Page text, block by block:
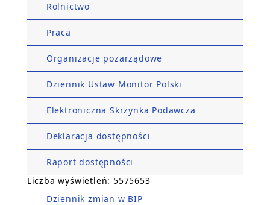
Rolnictwo
Praca
Organizacje pozarządowe
Dziennik Ustaw Monitor Polski
Elektroniczna Skrzynka Podawcza
Deklaracja dostępności
Raport dostępności
Liczba wyświetleń: 5575653
Dziennik zmian w BIP